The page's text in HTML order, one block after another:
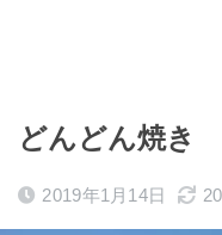
どんどん焼き
2019年1月14日